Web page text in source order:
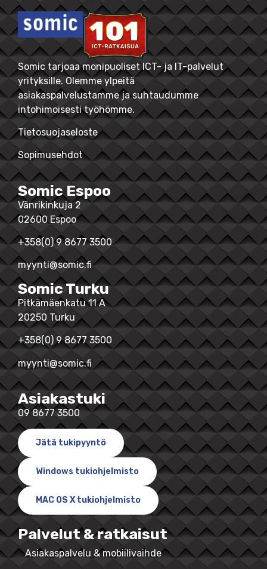
Somic tarjoaa monipuoliset ICT- ja IT-palvelut
yrityksille. Olemme ylpeitä
asiakaspalvelustamme ja suhtaudumme
intohimoisesti työhömme.
Tietosuojaseloste
Sopimusehdot
Somic Espoo
Vänrikinkuja 2
02600 Espoo
+358(0) 9 8677 3500
myynti@somic.fi
Somic Turku
Pitkämäenkatu 11 A
20250 Turku
+358(0) 9 8677 3500
myynti@somic.fi
Asiakastuki
09 8677 3500
Jätä tukipyyntö
Windows tukiohjelmisto
MAC OS X tukiohjelmisto
Palvelut & ratkaisut
Asiakaspalvelu & mobiilivaihde